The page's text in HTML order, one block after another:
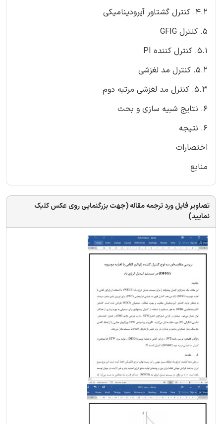
4.2. کنترل گشتاور آیرودینامیکی
5. کنترل GFIG
5.1. کنترل کننده PI
5.2. کنترل مد لغزشی
5.3. کنترل مد لغزشی مرتبه دوم
6. نتایج شبیه سازی و بحث
6. نتیجه
اختصارات
منابع
تصاویر فایل ورد ترجمه مقاله (جهت بزرگنمایی روی عکس کلیک
نمایید)